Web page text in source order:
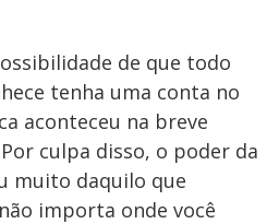
de que todo
tenha uma conta no
aconteceu na breve
culpa disso, o poder da
muito daquilo que
importa onde você